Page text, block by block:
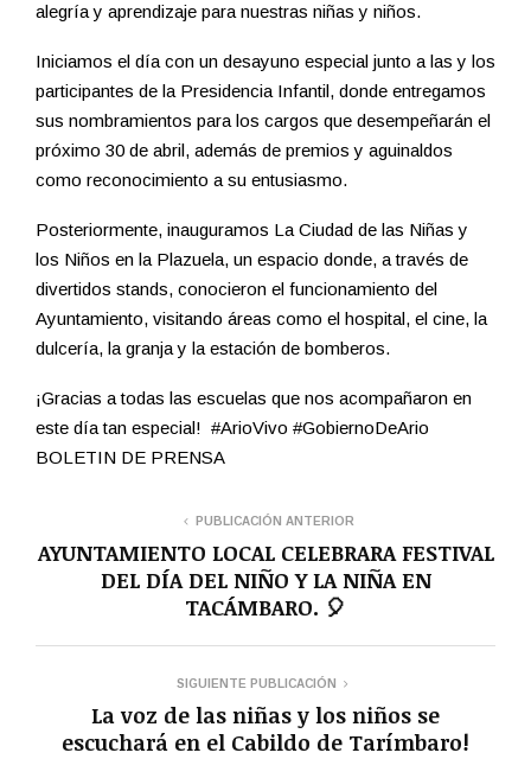
alegría y aprendizaje para nuestras niñas y niños.
Iniciamos el día con un desayuno especial junto a las y los
participantes de la Presidencia Infantil, donde entregamos
sus nombramientos para los cargos que desempeñarán el
próximo 30 de abril, además de premios y aguinaldos
como reconocimiento a su entusiasmo.
Posteriormente, inauguramos La Ciudad de las Niñas y
los Niños en la Plazuela, un espacio donde, a través de
divertidos stands, conocieron el funcionamiento del
Ayuntamiento, visitando áreas como el hospital, el cine, la
dulcería, la granja y la estación de bomberos.
¡Gracias a todas las escuelas que nos acompañaron en
este día tan especial! #ArioVivo #GobiernoDeArio
BOLETIN DE PRENSA
PUBLICACIÓN ANTERIOR
AYUNTAMIENTO LOCAL CELEBRARA FESTIVAL
DEL DÍA DEL NIÑO Y LA NIÑA EN
TACÁMBARO. 🎈
SIGUIENTE PUBLICACIÓN
La voz de las niñas y los niños se
escuchará en el Cabildo de Tarímbaro!